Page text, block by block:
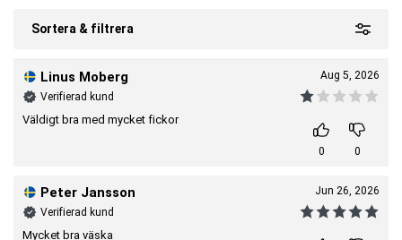
Sortera & filtrera
Linus Moberg
Verifierad kund
Väldigt bra med mycket fickor
Aug 5, 2026
0 0
Peter Jansson
Verifierad kund
Mycket bra väska
Jun 26, 2026